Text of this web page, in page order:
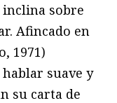
sobre
Afincado en
1971)
suave y
su carta de